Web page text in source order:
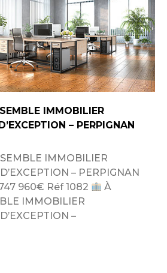
IMMOBILIER
– PERPIGNAN
IMMOBILIER
– PERPIGNAN
960€ Réf 1082
À
IMMOBILIER
–